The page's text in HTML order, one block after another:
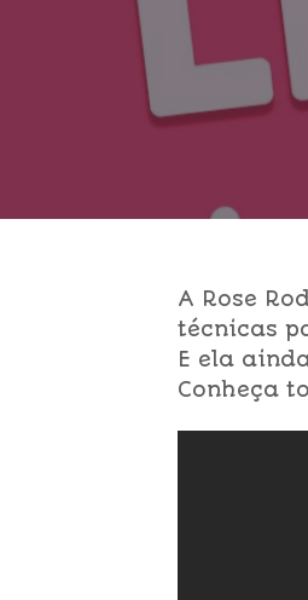
A Rose
técnicas
E ela
Conheça